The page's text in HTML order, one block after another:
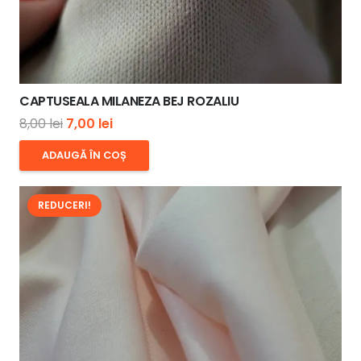
CAPTUSEALA MILANEZA BEJ ROZALIU
8,00lei Prețul
inițial
a
fost:
8,00 lei.
7,00 leiPrețul
curent
este:
7,00 lei.
ADAUGĂ ÎN COȘ
REDUCERI!